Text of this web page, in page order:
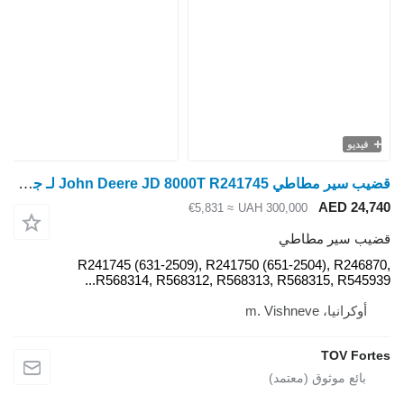
قضيب سير مطاطي John Deere JD 8000T R241745 لـ جرار مجنزر John Deere Deere 8000T / 8100T / 8200T / 8300T / 8400T / 8110T
UAH
≈ €5,831
R241745 (631-2509), R241750
R568314, R568312,